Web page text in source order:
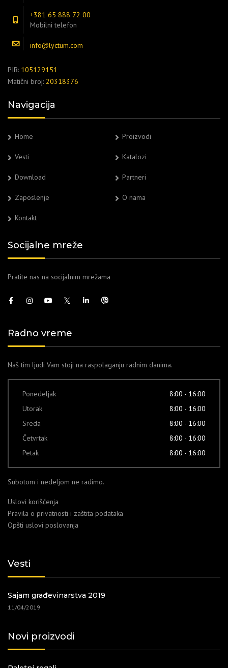
+381 65 888 72 00
Mobilni telefon
info@lyctum.com
PIB: 105129151
Matični broj: 20318376
Navigacija
Home Proizvodi
Vesti Katalozi
Download Partneri
Zaposlenje O nama
Kontakt
Socijalne mreže
Pratite nas na socijalnim mrežama
Radno vreme
Naš tim ljudi Vam stoji na raspolaganju radnim danima.
Ponedeljak
8:00 - 16:00
Utorak
8:00 - 16:00
Sreda
8:00 - 16:00
Četvrtak
8:00 - 16:00
Petak
8:00 - 16:00
Subotom i nedeljom ne radimo.
Uslovi koriščenja
Pravila o privatnosti i zaštita podataka
Opšti uslovi poslovanja
Vesti
Sajam građevinarstva 2019
11/04/2019
Novi proizvodi